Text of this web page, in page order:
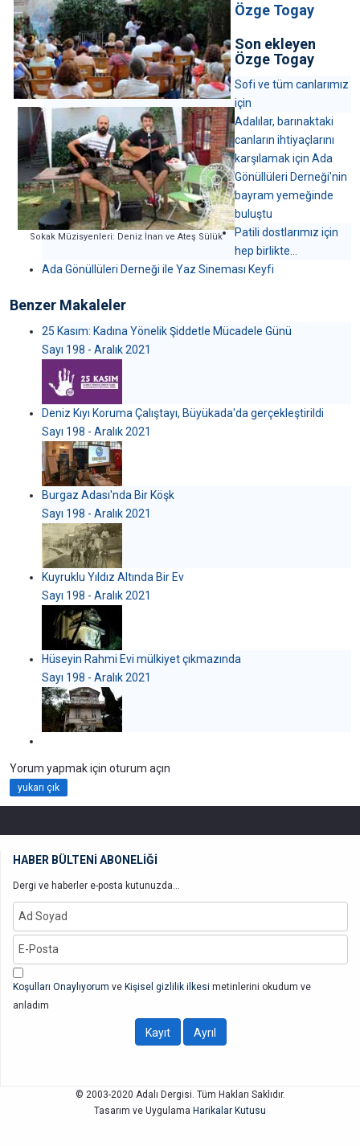
Sokak Müzisyenleri: Deniz İnan ve Ateş Sülük
Özge Togay
Son ekleyen
Özge Togay
Sofi ve tüm canlarımız
için
Adalılar, barınaktaki
canların ihtiyaçlarını
karşılamak için Ada
Gönüllüleri Derneği'nin
bayram yemeğinde
buluştu
Patili dostlarımız için
hep birlikte...
Ada Gönüllüleri Derneği ile Yaz Sineması Keyfi
Benzer Makaleler
25 Kasım: Kadına Yönelik Şiddetle Mücadele Günü
Sayı 198 - Aralık 2021
Deniz Kıyı Koruma Çalıştayı, Büyükada'da gerçekleştirildi
Sayı 198 - Aralık 2021
Burgaz Adası'nda Bir Köşk
Sayı 198 - Aralık 2021
Kuyruklu Yıldız Altında Bir Ev
Sayı 198 - Aralık 2021
Hüseyin Rahmi Evi mülkiyet çıkmazında
Sayı 198 - Aralık 2021
Yorum yapmak için oturum açın
yukarı çık
HABER BÜLTENİ ABONELİĞİ
Dergi ve haberler e-posta kutunuzda...
Koşulları Onaylıyorum ve Kişisel gizlilik ilkesi metinlerini okudum ve
anladım
© 2003-2020 Adalı Dergisi. Tüm Hakları Saklıdır.
Tasarım ve Uygulama Harikalar Kutusu